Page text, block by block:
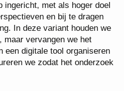
ingericht, met als hoger doel
en bij te dragen
In deze variant houden we
maar vervangen we het
een digitale tool organiseren
we zodat het onderzoek